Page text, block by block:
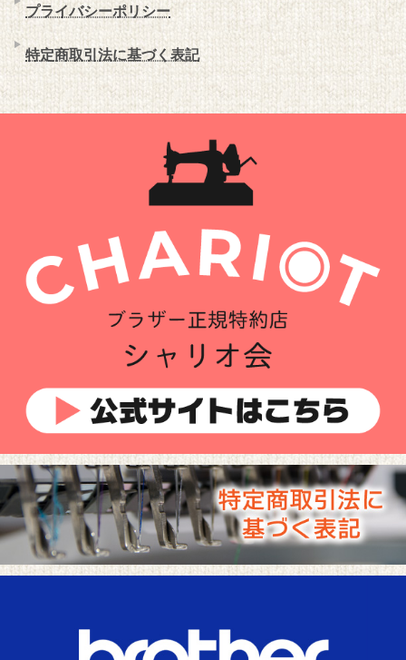
プライバシーポリシー
特定商取引法に基づく表記